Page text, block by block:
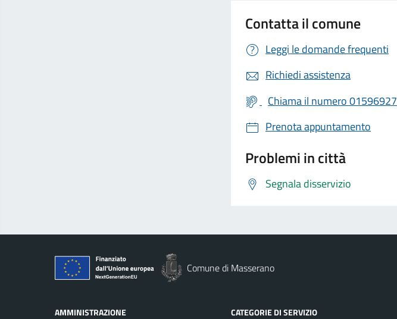
Contatta il comune
Leggi le domande frequenti
Richiedi assistenza
Chiama il numero 01596927
Prenota appuntamento
Problemi in città
Segnala disservizio
Comune di Masserano
AMMINISTRAZIONE CATEGORIE DI SERVIZIO